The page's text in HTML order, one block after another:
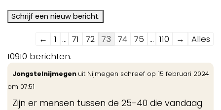
Navigatie
door
de
gastenboek-
← 1 ... 71 72 73 74 75 ... 110 →
Alles
10910 berichten.
Jongstelnijmegen uit Nijmegen schreef op 15 februari 2024
om 07:51
Zijn er mensen tussen de 25-40 die vandaag
...